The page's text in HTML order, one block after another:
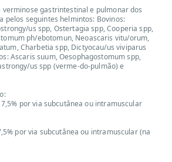
verminose gastrintestinal e pulmonar dos
pelos seguintes helmintos: Bovinos:
us spp, Ostertagia spp, Cooperia spp,
ph/ebotomun, Neoascaris vitu/orum,
Charbetia spp, Dictyocau/us viviparus
Ascaris suum, Oesophagostomum spp,
us spp (verme-do-pulmão) e
por via subcutânea ou intramuscular
por via subcutânea ou intramuscular (na